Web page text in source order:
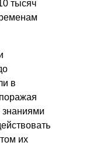
тысяч
в
их